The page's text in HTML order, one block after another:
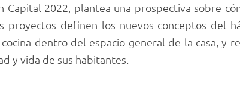
Capital 2022, plantea una prospectiva sobre
definen los nuevos conceptos del
dentro del espacio general de la casa, y
y vida de sus habitantes.